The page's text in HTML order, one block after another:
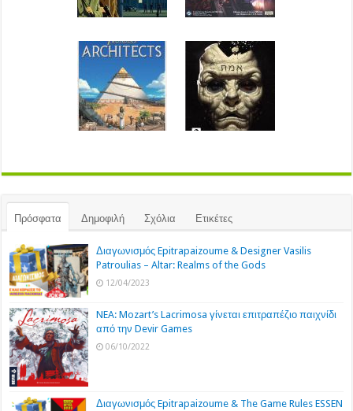
Πρόσφατα Δημοφιλή Σχόλια Ετικέτες
Διαγωνισμός Epitrapaizoume & Designer Vasilis
Patroulias – Altar: Realms of the Gods
12/04/2023
NEA: Mozart’s Lacrimosa γίνεται επιτραπέζιο παιχνίδι
από την Devir Games
06/10/2022
Διαγωνισμός Epitrapaizoume & The Game Rules ESSEN